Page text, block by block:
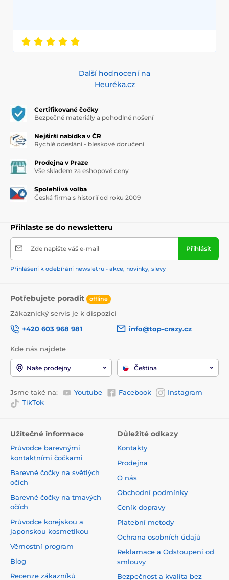
Další hodnocení na
Heuréka.cz
Certifikované čočky
Bezpečné materiály a pohodlné nošení
Nejširší nabídka v ČR
Rychlé odeslání - bleskové doručení
Prodejna v Praze
Vše skladem za eshopové ceny
Spolehlivá volba
Česká firma s historií od roku 2009
Přihlaste se do newsletteru
Zde napište váš e-mail Přihlásit
Přihlášení k odebírání newsletru - akce, novinky, slevy
Potřebujete poradit offline
Zákaznický servis je k dispozici
+420 603 968 981
info@top-crazy.cz
Kde nás najdete
Naše prodejny Čeština
Jsme také na: Youtube Facebook
Instagram
TikTok
Užitečné informace
Průvodce barevnými
kontaktními čočkami
Barevné čočky na světlých
očích
Barevné čočky na tmavých
očích
Průvodce korejskou a
japonskou kosmetikou
Věrnostní program
Blog
Recenze zákazníků
Důležité odkazy
Kontakty
Prodejna
O nás
Obchodní podmínky
Ceník dopravy
Platební metody
Ochrana osobních údajů
Reklamace a Odstoupení od
smlouvy
Bezpečnost a kvalita bez